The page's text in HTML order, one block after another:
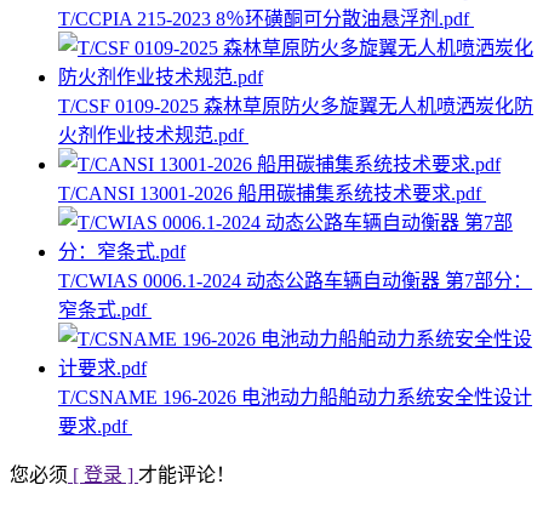
T/CCPIA 215-2023 8％环磺酮可分散油悬浮剂.pdf
T/CSF 0109-2025 森林草原防火多旋翼无人机喷洒炭化防
火剂作业技术规范.pdf
T/CANSI 13001-2026 船用碳捕集系统技术要求.pdf
T/CWIAS 0006.1-2024 动态公路车辆自动衡器 第7部分：
窄条式.pdf
T/CSNAME 196-2026 电池动力船舶动力系统安全性设计
要求.pdf
您必须 [ 登录 ] 才能评论！